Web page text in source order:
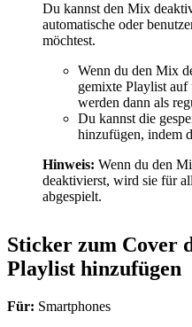
Du kannst den Mix
automatische oder
möchtest.
Wenn du den Mix
gemixte Playlist auf
werden dann als
Du kannst die
hinzufügen, indem
Hinweis: Wenn du den
deaktivierst, wird sie für
abgespielt.
Sticker zum Cover
Playlist hinzufügen
Für: Smartphones